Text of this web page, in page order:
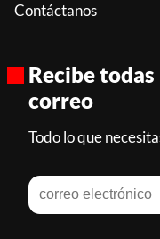
Contáctanos
Recibe
correo
Todo lo que